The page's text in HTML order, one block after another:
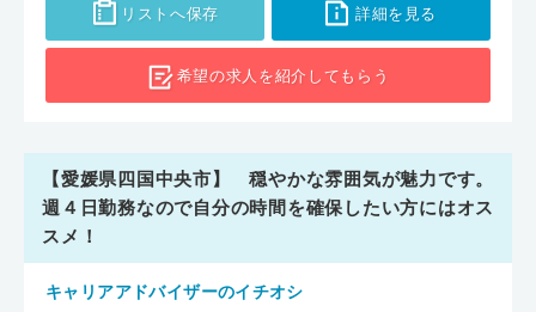
リストへ保存 詳細を見る
希望の求人を紹介してもらう
【愛媛県四国中央市】 穏やかな雰囲気が魅力です。
週４日勤務なので自分の時間を確保したい方にはオス
スメ！
キャリアアドバイザーのイチオシ